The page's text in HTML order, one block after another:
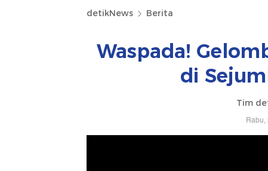
detikNews Berita
Waspada!
di
Tim
Rabu,